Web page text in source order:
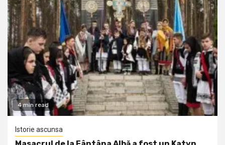
4 min read
Istorie ascunsa